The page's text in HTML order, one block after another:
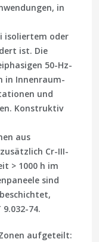
in
isoliertem oder
ist. Die
50-Hz-
in Innenraum-
und
Konstruktiv
aus
Cr-III-
> 1000 h im
sind
74.
aufgeteilt: